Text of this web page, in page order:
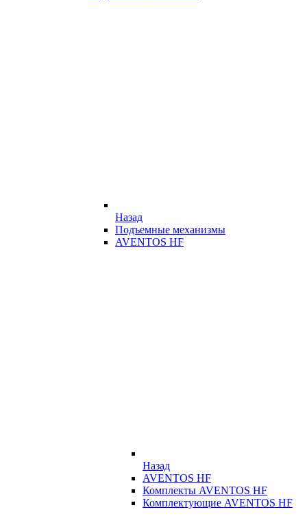
Назад
Подъемные механизмы
AVENTOS HF
Назад
AVENTOS HF
Комплекты AVENTOS HF
Комплектующие AVENTOS HF